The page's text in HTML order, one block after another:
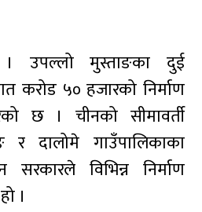
। उपल्लो मुस्ताङका दुई
करोड ५० हजारको निर्माण
छ । चीनको सीमावर्ती
र दालोमे गाउँपालिकाका
सरकारले विभिन्न निर्माण
।